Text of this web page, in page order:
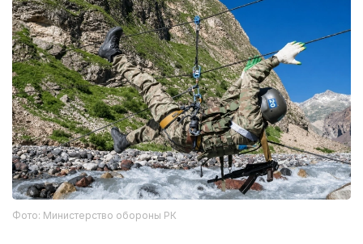
Фото: Министерство обороны РК